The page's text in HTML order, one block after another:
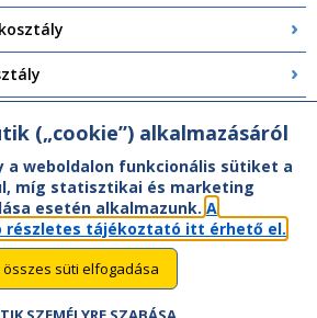
(„cookie”) alkalmazásáról
a weboldalon funkcionális sütiket a
míg statisztikai és marketing
esetén alkalmazunk. A
részletes tájékoztató itt érhető el.
összes süti elfogadása